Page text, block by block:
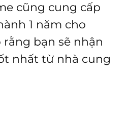
cũng cung cấp
1 năm cho
bạn sẽ nhận
nhất từ nhà cung